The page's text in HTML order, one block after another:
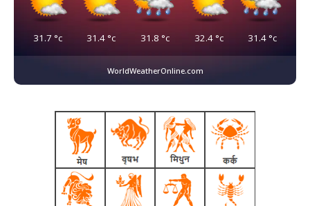
31.7 °c 31.4 °c 31.8 °c 32.4°c 31.4 °c
WorldWeatherOnline.com